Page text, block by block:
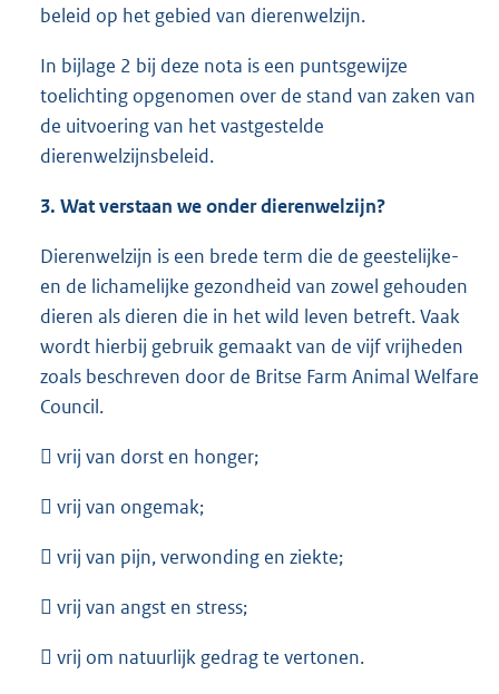
beleid op het gebied van dierenwelzijn.
In bijlage 2 bij deze nota is een puntsgewijze
toelichting opgenomen over de stand van zaken van
de uitvoering van het vastgestelde
dierenwelzijnsbeleid.
3. Wat verstaan we onder dierenwelzijn?
Dierenwelzijn is een brede term die de geestelijke-
en de lichamelijke gezondheid van zowel gehouden
dieren als dieren die in het wild leven betreft. Vaak
wordt hierbij gebruik gemaakt van de vijf vrijheden
zoals beschreven door de Britse Farm Animal Welfare
Council.
 vrij van dorst en honger;
 vrij van ongemak;
 vrij van pijn, verwonding en ziekte;
 vrij van angst en stress;
 vrij om natuurlijk gedrag te vertonen.